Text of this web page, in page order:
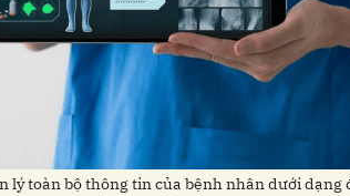
lý toàn bộ thông tin của bệnh nhân dưới dạng